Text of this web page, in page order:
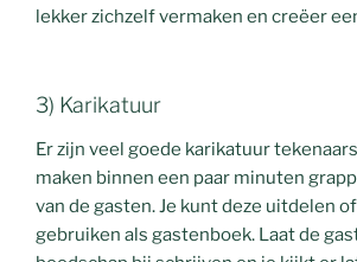
lekker zichzelf vermaken en creëer
3) Karikatuur
Er zijn veel goede karikatuur
maken binnen een paar minuten
van de gasten. Je kunt deze uitdelen
gebruiken als gastenboek. Laat de